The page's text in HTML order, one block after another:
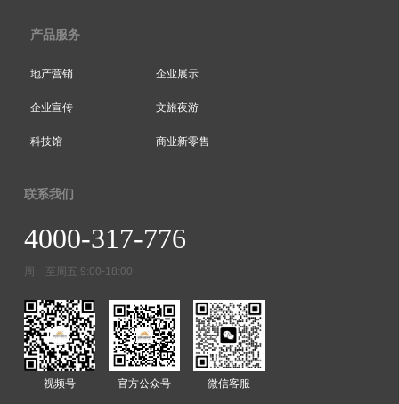
产品服务
地产营销 企业展示
企业宣传 文旅夜游
科技馆 商业新零售
联系我们
4000-317-776
周一至周五 9:00-18:00
视频号 官方公众号 微信客服